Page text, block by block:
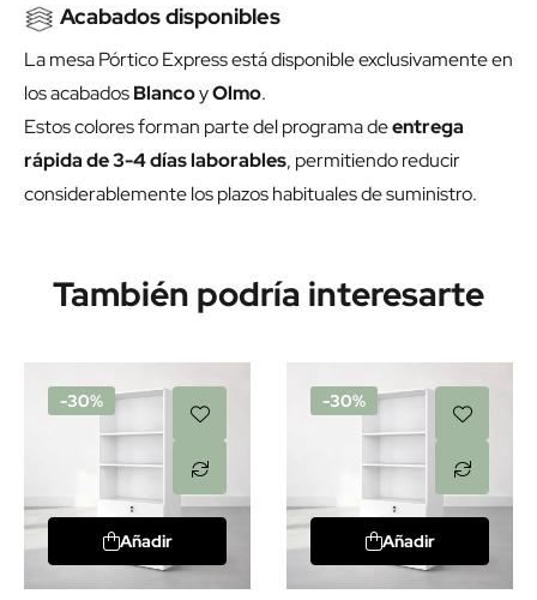
Acabados disponibles
La mesa Pórtico Express está disponible exclusivamente en
los acabadosBlancoyOlmo.
Estos colores forman parte del programa deentrega
rápida de 3-4 días laborables, permitiendo reducir
considerablemente los plazos habituales de suministro.
También podría interesarte
-30%
Añadir
-30%
Añadir